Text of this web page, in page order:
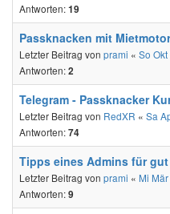
Antworten:19
Passknacken mit
Letzter Beitrag von prami « So
Antworten:2
Telegram - Passknacker
Letzter Beitrag von RedXR « Sa
Antworten:74
Tipps eines Admins für
Letzter Beitrag von prami « Mi
Antworten:9